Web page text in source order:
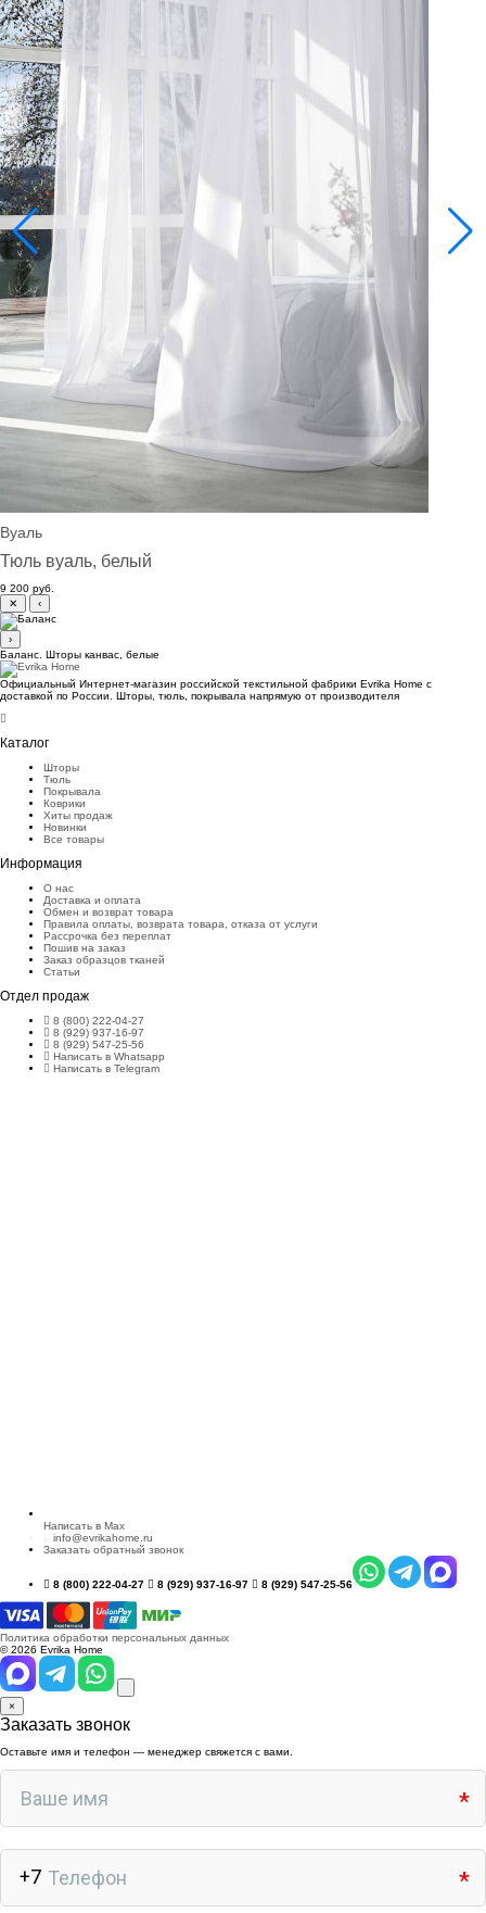
Вуаль
Тюль вуаль, белый
9 200 руб.
✕
‹
›
Баланс. Шторы канвас, белые
Официальный Интернет-магазин российской текстильной фабрики Evrika Home c
доставкой по России. Шторы, тюль, покрывала напрямую от производителя
Каталог
Шторы
Тюль
Покрывала
Коврики
Хиты продаж
Новинки
Все товары
Информация
О нас
Доставка и оплата
Обмен и возврат товара
Правила оплаты, возврата товара, отказа от услуги
Рассрочка без переплат
Пошив на заказ
Заказ образцов тканей
Статьи
Отдел продаж
8 (800) 222-04-27
8 (929) 937-16-97
8 (929) 547-25-56
Написать в Whatsapp
Написать в Telegram
Написать в Max
info@evrikahome.ru
Заказать обратный звонок
8 (800) 222-04-27 8 (929) 937-16-97 8 (929) 547-25-56
Политика обработки персональных данных
© 2026 Evrika Home
×
Заказать звонок
Оставьте имя и телефон — менеджер свяжется с вами.